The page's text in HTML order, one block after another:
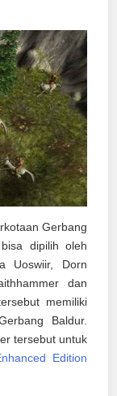
Gerbang
dipilih oleh
Uoswiir, Dorn
dan
memiliki
Baldur.
tersebut untuk
Edition